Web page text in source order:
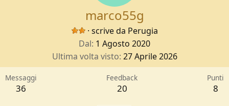
marco55g
· scrive da Perugia
Dal 1 Agosto 2020
Ultima volta visto 27 Aprile 2026
Messaggi
36
Feedback
20
Punti
8